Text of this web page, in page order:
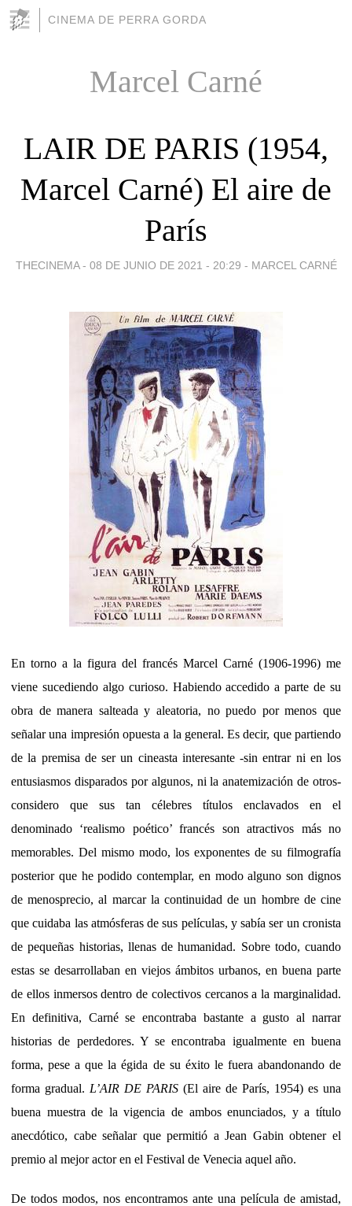
CINEMA DE PERRA GORDA
Marcel Carné
LAIR DE PARIS (1954,
Marcel Carné) El aire de
París
THECINEMA - 08 DE JUNIO DE 2021 - 20:29 - MARCEL CARNÉ
En torno a la figura del francés Marcel Carné (1906-1996) me
viene sucediendo algo curioso. Habiendo accedido a parte de su
obra de manera salteada y aleatoria, no puedo por menos que
señalar una impresión opuesta a la general. Es decir, que partiendo
de la premisa de ser un cineasta interesante -sin entrar ni en los
entusiasmos disparados por algunos, ni la anatemización de otros-
considero que sus tan célebres títulos enclavados en el
denominado ‘realismo poético’ francés son atractivos más no
memorables. Del mismo modo, los exponentes de su filmografía
posterior que he podido contemplar, en modo alguno son dignos
de menosprecio, al marcar la continuidad de un hombre de cine
que cuidaba las atmósferas de sus películas, y sabía ser un cronista
de pequeñas historias, llenas de humanidad. Sobre todo, cuando
estas se desarrollaban en viejos ámbitos urbanos, en buena parte
de ellos inmersos dentro de colectivos cercanos a la marginalidad.
En definitiva, Carné se encontraba bastante a gusto al narrar
historias de perdedores. Y se encontraba igualmente en buena
forma, pese a que la égida de su éxito le fuera abandonando de
forma gradual. L’AIR DE PARIS (El aire de París, 1954) es una
buena muestra de la vigencia de ambos enunciados, y a título
anecdótico, cabe señalar que permitió a Jean Gabin obtener el
premio al mejor actor en el Festival de Venecia aquel año.
De todos modos, nos encontramos ante una película de amistad,